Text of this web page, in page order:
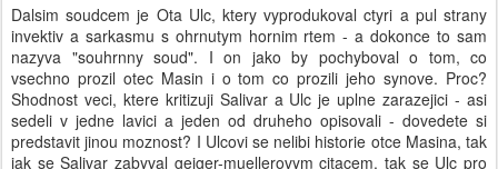
Dalsim soudcem je Ota Ulc, ktery vyprodukoval ctyri a pul strany
invektiv a sarkasmu s ohrnutym hornim rtem - a dokonce to sam
nazyva "souhrnny soud". I on jako by pochyboval o tom, co
vsechno prozil otec Masin i o tom co prozili jeho synove. Proc?
Shodnost veci, ktere kritizuji Salivar a Ulc je uplne zarazejici - asi
sedeli v jedne lavici a jeden od druheho opisovali - dovedete si
predstavit jinou moznost? I Ulcovi se nelibi historie otce Masina, tak
jak se Salivar zabyval geiger-muellerovym citacem, tak se Ulc pro